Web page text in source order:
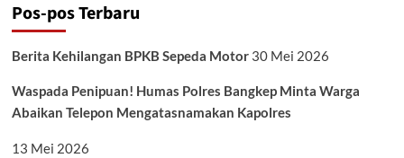
Pos-pos Terbaru
Berita Kehilangan BPKB Sepeda Motor 30 Mei 2026
Waspada Penipuan! Humas Polres Bangkep Minta Warga
Abaikan Telepon Mengatasnamakan Kapolres
13 Mei 2026